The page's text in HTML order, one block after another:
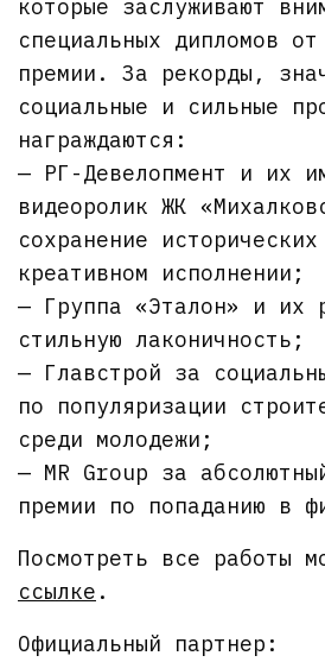
которые заслуживают
специальных дипломов
премии. За рекорды,
социальные и сильные
награждаются:
— РГ-Девелопмент и их
видеоролик ЖК
сохранение
креативном исполнении;
— Группа «Эталон» и их
стильную лаконичность;
— Главстрой за
по популяризации
среди молодежи;
— MR Group за
премии по попаданию в
Посмотреть все работы
ссылке .
Официальный партнер: